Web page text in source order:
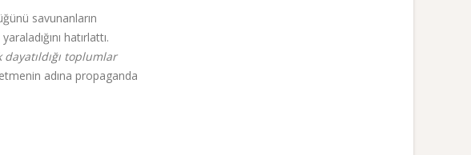
savunanların
hatırlattı.
toplumlar
adına propaganda